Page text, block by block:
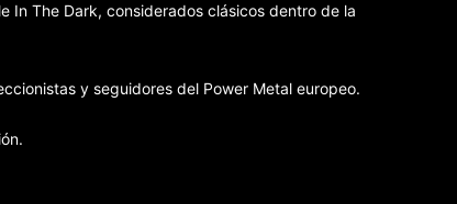
In The Dark, considerados clásicos dentro de la
y seguidores del Power Metal europeo.